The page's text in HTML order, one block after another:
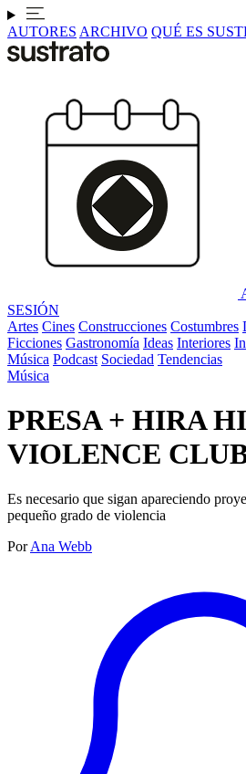
AUTORES ARCHIVO QUÉ ES
SESIÓN
Artes Cines Construcciones Costumbres
Ficciones Gastronomía Ideas Interiores
Música Podcast Sociedad Tendencias
Música
PRESA + HIRA
VIOLENCE
Es necesario que sigan apareciendo
pequeño grado de violencia
Por Ana Webb